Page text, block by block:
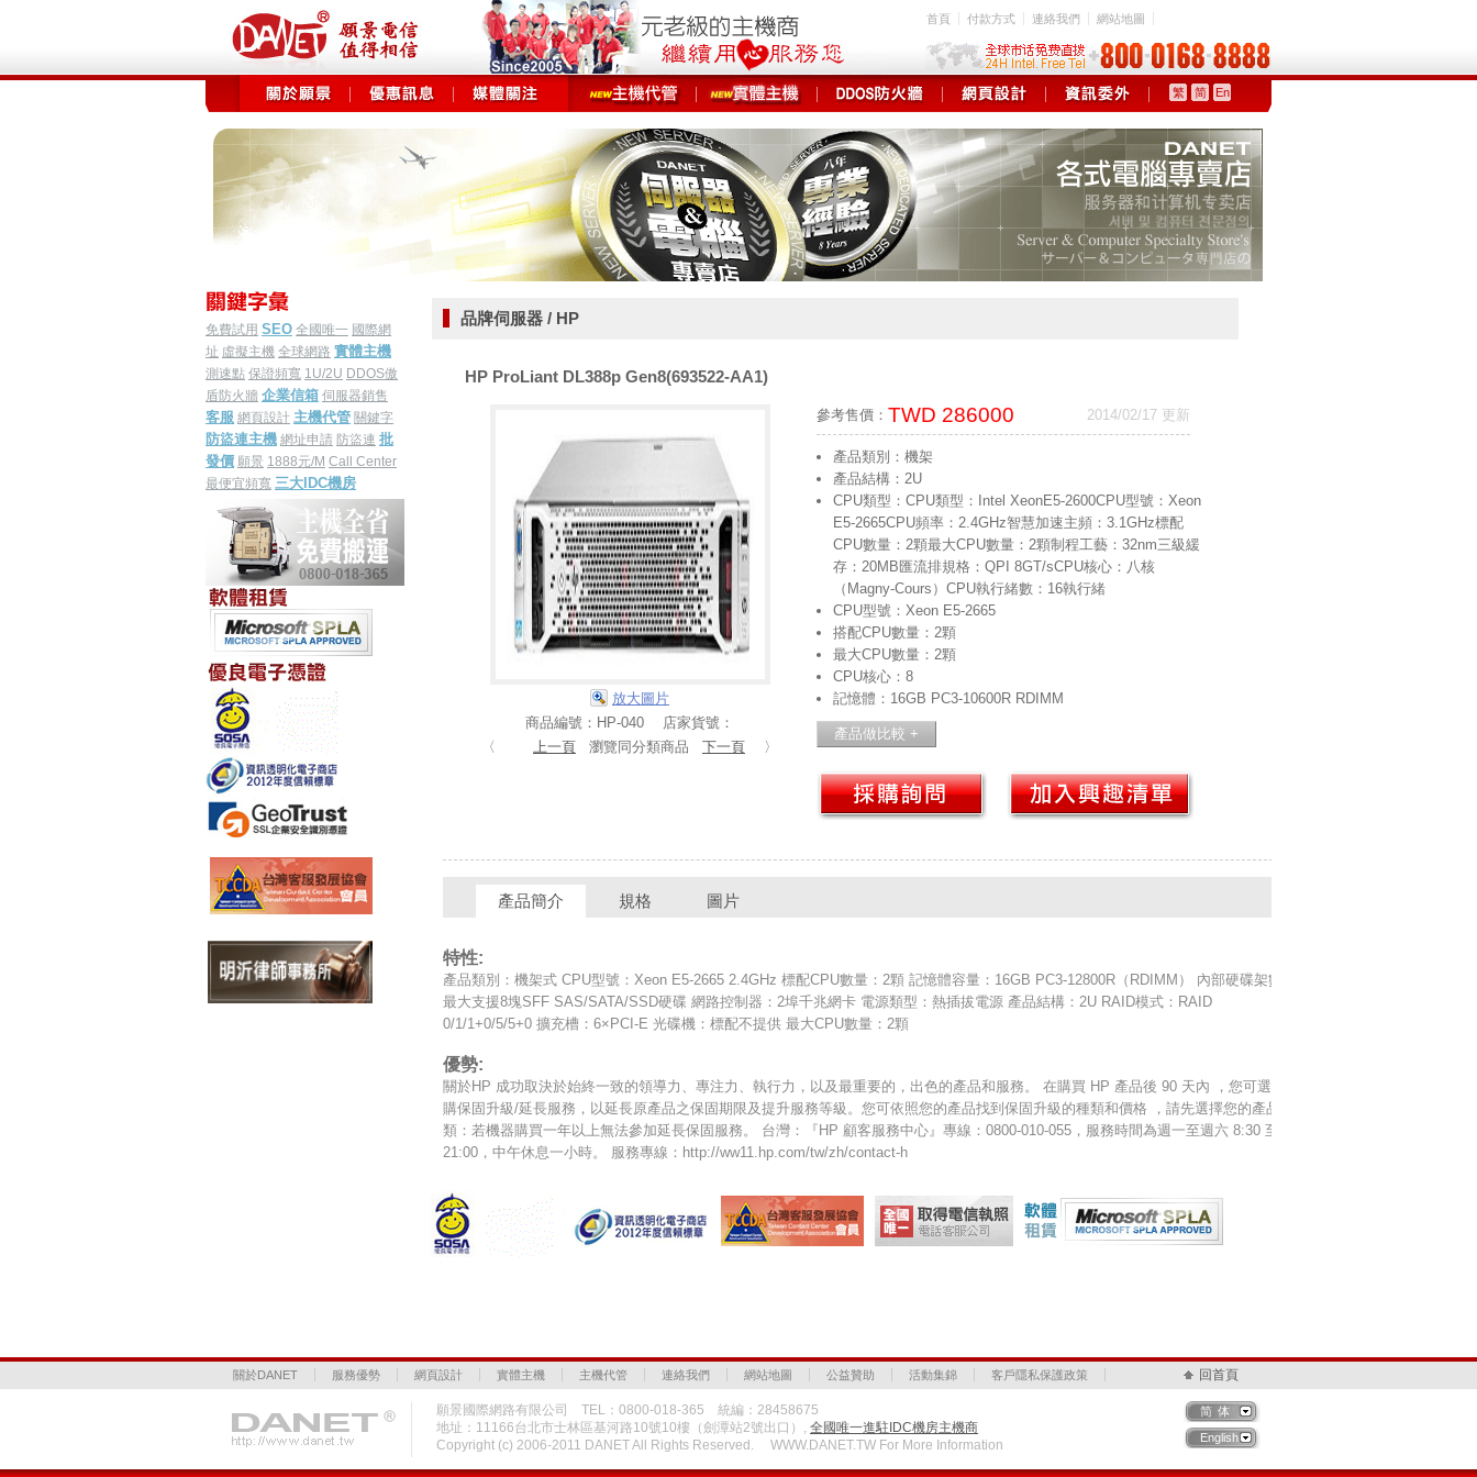
首頁 付款方式 連絡我們 網站地圖
繁 简 En
免費試用 SEO 全國唯一 國際網
址 虛擬主機 全球網路 實體主機
測速點 保證頻寬 1U/2U DDOS傲
盾防火牆 企業信箱 伺服器銷售
客服 網頁設計 主機代管 關鍵字
防盜連主機 網址申請 防盜連 批
發價 願景 1888元/M Call Center
最便宜頻寬 三大IDC機房
品牌伺服器 / HP
HP ProLiant DL388p Gen8(693522-AA1)
放大圖片
商品編號：HP-040 店家貨號：
〈
上一頁 瀏覽同分類商品 下一頁 〉
參考售價： TWD 286000 2014/02/17 更新
產品類別：機架
產品結構：2U
CPU類型：CPU類型：Intel XeonE5-2600CPU型號：Xeon
E5-2665CPU頻率：2.4GHz智慧加速主頻：3.1GHz標配
CPU數量：2顆最大CPU數量：2顆制程工藝：32nm三級緩
存：20MB匯流排規格：QPI 8GT/sCPU核心：八核
（Magny-Cours）CPU執行緒數：16執行緒
CPU型號：Xeon E5-2665
搭配CPU數量：2顆
最大CPU數量：2顆
CPU核心：8
記憶體：16GB PC3-10600R RDIMM
產品簡介 規格 圖片
特性:
產品類別：機架式 CPU型號：Xeon E5-2665 2.4GHz 標配CPU數量：2顆 記憶體容量：16GB PC3-12800R（RDIMM） 內部硬碟架數：
最大支援8塊SFF SAS/SATA/SSD硬碟 網路控制器：2埠千兆網卡 電源類型：熱插拔電源 產品結構：2U RAID模式：RAID
0/1/1+0/5/5+0 擴充槽：6×PCI-E 光碟機：標配不提供 最大CPU數量：2顆
優勢:
關於HP 成功取決於始終一致的領導力、專注力、執行力，以及最重要的，出色的產品和服務。 在購買 HP 產品後 90 天內 ，您可選擇加
購保固升級/延長服務，以延長原產品之保固期限及提升服務等級。您可依照您的產品找到保固升級的種類和價格 ，請先選擇您的產品分
類：若機器購買一年以上無法參加延長保固服務。 台灣：『HP 顧客服務中心』專線：0800-010-055，服務時間為週一至週六 8:30 至
21:00，中午休息一小時。 服務專線：http://ww11.hp.com/tw/zh/contact-h
關於DANET 服務優勢 網頁設計 實體主機 主機代管 連絡我們 網站地圖 公益贊助 活動集錦 客戶隱私保護政策 回首頁
願景國際網路有限公司 TEL：0800-018-365 統編：28458675
地址：11166台北市士林區基河路10號10樓（劍潭站2號出口）, 全國唯一進駐IDC機房主機商
Copyright (c) 2006-2011 DANET All Rights Reserved. WWW.DANET.TW For More Information
简体
English